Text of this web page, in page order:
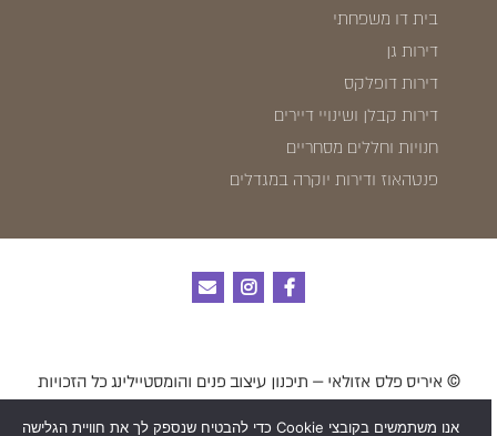
בית דו משפחתי
דירות גן
דירות דופלקס
דירות קבלן ושינויי דיירים
חנויות וחללים מסחריים
פנטהאוז ודירות יוקרה במגדלים
© איריס פלס אזולאי – תיכנון עיצוב פנים והומסטיילינג כל הזכויות
שמורות לאתר
אנו משתמשים בקובצי Cookie כדי להבטיח שנספק לך את חוויית הגלישה